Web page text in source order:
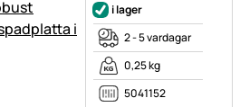
i lager
2 - 5 vardagar
0,25 kg
5041152